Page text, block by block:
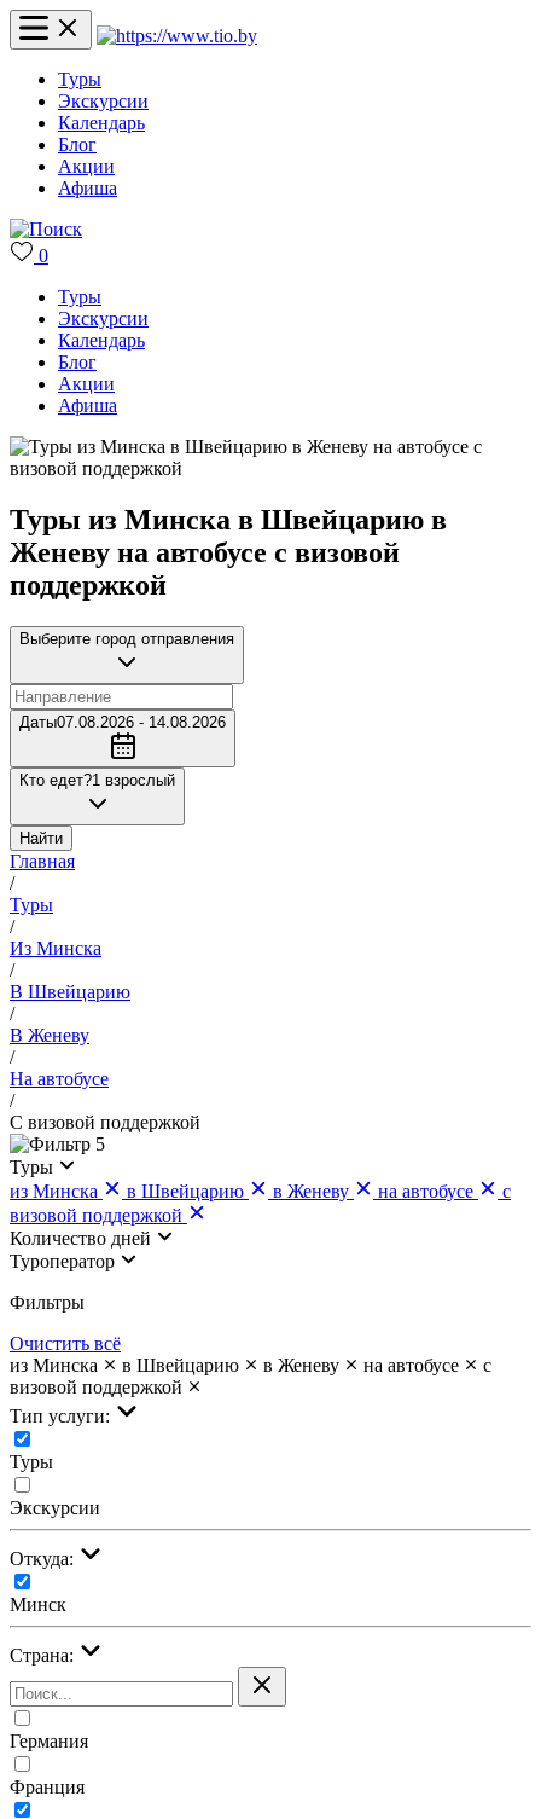
Туры
Экскурсии
Календарь
Блог
Акции
Афиша
0
Туры
Экскурсии
Календарь
Блог
Акции
Афиша
Туры из Минска в Швейцарию в
Женеву на автобусе с визовой
поддержкой
Выберите город отправления
Даты07.08.2026 - 14.08.2026
Кто едет?1 взрослый
Найти
Главная
/
Туры
/
Из Минска
/
В Швейцарию
/
В Женеву
/
На автобусе
/
С визовой поддержкой
5
Туры
из Минска
в Швейцарию в Женеву на автобусе
с
визовой поддержкой
Количество дней
Туроператор
Фильтры
Очистить всё
из Минска
в Швейцарию в Женеву на автобусе
с
визовой поддержкой
Тип услуги:
Туры
Экскурсии
Откуда:
Минск
Страна:
Германия
Франция